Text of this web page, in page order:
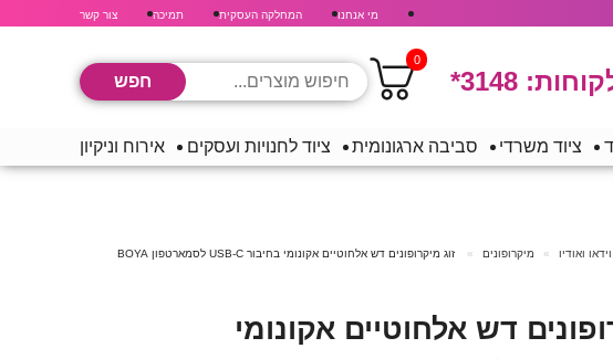
מי אנחנו המחלקה העסקית תמיכה צור קשר
*3148
0
ציוד משרדי סביבה ארגונומית ציוד לחנויות ועסקים אירוח וניקיון
ואודיו מיקרופונים
זוג מיקרופונים דש אלחוטיים אקונומי בחיבור USB-C לסמארטפון BOYA
דש אלחוטיים אקונומי